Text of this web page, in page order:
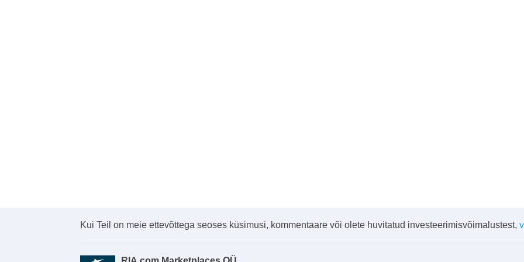
Kui Teil on meie ettevõttega seoses küsimusi, kommentaare või olete huvitatud investeerimisvõimalustest,